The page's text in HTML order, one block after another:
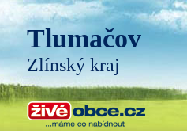
Tlumačov
Zlínský kraj